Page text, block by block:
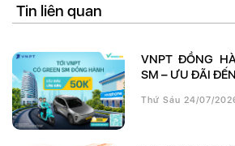
Tin liên quan
VNPT ĐỒNG HÀNH CÙNG GREEN
SM – ƯU ĐÃI
Thứ Sáu 24/07/